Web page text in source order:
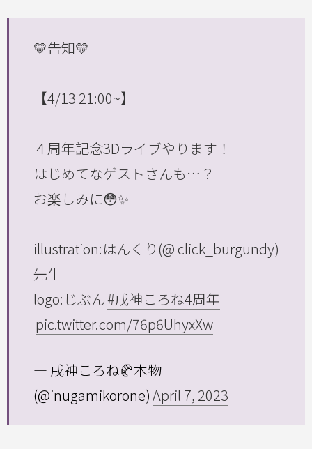
💛告知💛
【4/13 21:00~】
４周年記念3Dライブやります！
はじめてなゲストさんも…？
お楽しみに😳✨
illustration:はんくり(@ click_burgundy)
先生
logo:じぶん#戌神ころね4周年
pic.twitter.com/76p6UhyxXw
— 戌神ころね🥐本物
(@inugamikorone)April 7, 2023